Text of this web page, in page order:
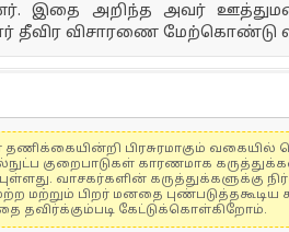
இதை அறிந்த அவர்
தீவிர விசாரணை மேற்கொண்டு
தணிக்கையின்றி பிரசுரமாகும்
குறைபாடுகள் காரணமாக
வாசகர்களின் கருத்துக்களுக்கு
மற்றும் பிறர் மனதை புண்படுத்தகூடிய
தவிர்க்கும்படி கேட்டுக்கொள்கிறோம்.